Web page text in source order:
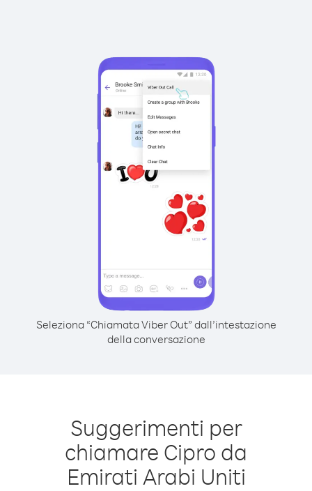
Seleziona “Chiamata Viber Out” dall’intestazione
della conversazione
Suggerimenti per
chiamare Cipro da
Emirati Arabi Uniti